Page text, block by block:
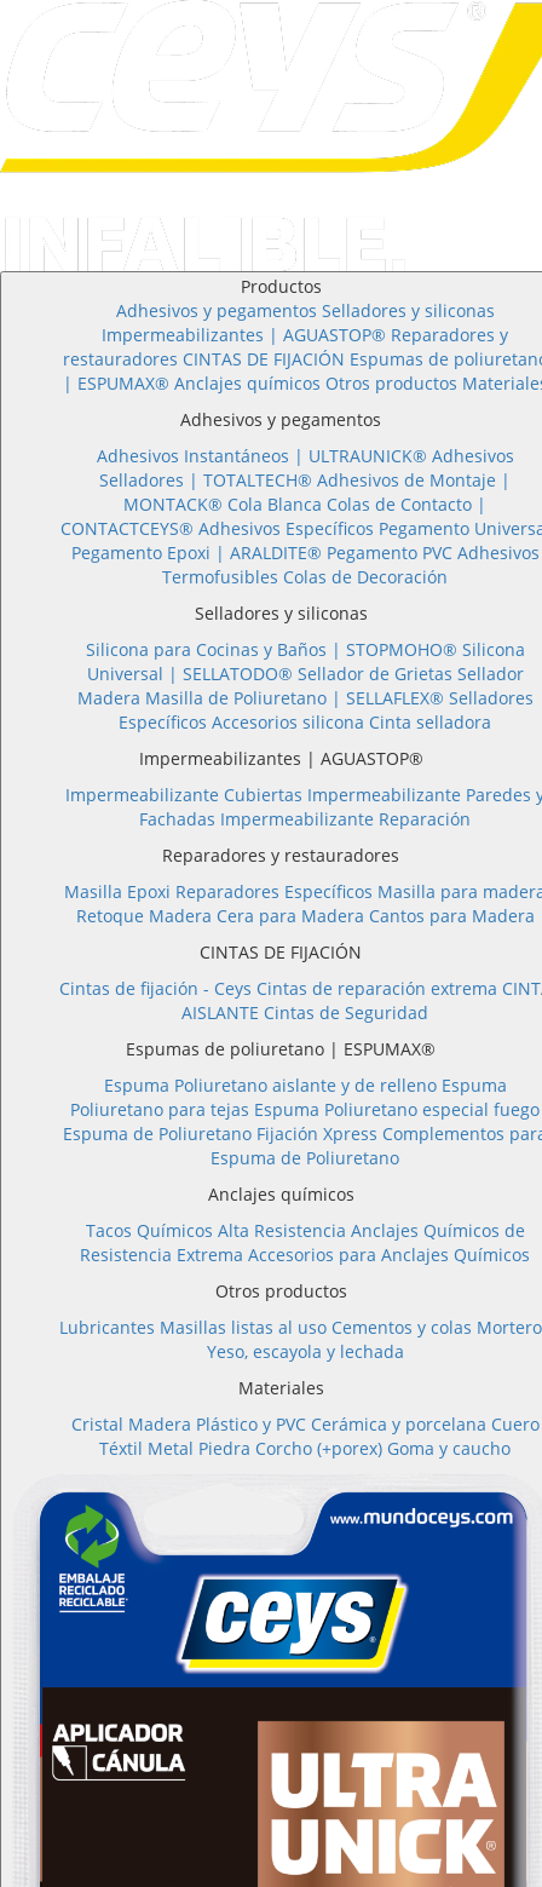
Productos
Adhesivos y pegamentos Selladores y siliconas
Impermeabilizantes | AGUASTOP® Reparadores y
restauradores CINTAS DE FIJACIÓN Espumas de
| ESPUMAX® Anclajes químicos Otros productos
Adhesivos y pegamentos
Adhesivos Instantáneos | ULTRAUNICK® Adhesivos
Selladores | TOTALTECH®
Adhesivos de Montaje |
MONTACK® Cola Blanca
Colas de Contacto |
CONTACTCEYS® Adhesivos Específicos Pegamento
Pegamento Epoxi | ARALDITE® Pegamento PVC Adhesivos
Termofusibles Colas de Decoración
Selladores y siliconas
Silicona para Cocinas y Baños | STOPMOHO® Silicona
Universal | SELLATODO® Sellador de Grietas Sellador
Madera
Masilla de Poliuretano | SELLAFLEX® Selladores
Específicos Accesorios silicona Cinta selladora
Impermeabilizantes | AGUASTOP®
Impermeabilizante Cubiertas Impermeabilizante Paredes
Fachadas Impermeabilizante Reparación
Reparadores y restauradores
Masilla Epoxi Reparadores Específicos Masilla para
Retoque Madera Cera para Madera Cantos para Madera
CINTAS DE FIJACIÓN
Cintas de fijación - Ceys Cintas de reparación extrema
AISLANTE Cintas de Seguridad
Espumas de poliuretano | ESPUMAX®
Espuma Poliuretano aislante y de relleno Espuma
Poliuretano para tejas Espuma Poliuretano especial fuego
Espuma de Poliuretano Fijación Xpress Complementos
Espuma de Poliuretano
Anclajes químicos
Tacos Químicos Alta Resistencia Anclajes Químicos de
Resistencia Extrema Accesorios para Anclajes Químicos
Otros productos
Lubricantes Masillas listas al uso Cementos y colas
Yeso, escayola y lechada
Materiales
Cristal Madera Plástico y PVC Cerámica y porcelana Cuero
Téxtil Metal Piedra Corcho (+porex) Goma y caucho